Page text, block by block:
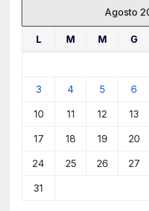
Agosto
L M M G
3 4 5 6
10 11 12 13
17 18 19 20
24 25 26 27
31